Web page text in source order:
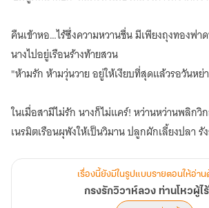
ใจ
คืนเข้าหอ…ไร้ซึ่งความหวานชื่น มีเพียงถุงทองฟา
นางไปอยู่เรือนร้างท้ายสวน
"ห้ามรัก ห้ามวุ่นวาย อยู่ให้เงียบที่สุดแล้วรอวันหย่
ในเมื่อสามีไม่รัก นางก็ไม่แคร์! หว่านหว่านพลิกวิ
เนรมิตเรือนผุพังให้เป็นวิมาน ปลูกผักเลี้ยงปลา รั
ความรำคาญแปรเปลี่ยนเป็นความหิวโหย…และกล
ซึมลึกเข้าสู่หัวใจโดยไม่รู้ตัว
เรื่องนี้ยังมีในรูปแบบรายตอนให้อ่าน
กรงรักวิวาห์ลวง ท่านโหวผู้ไร้